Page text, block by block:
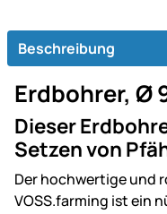
Beschreibung
Erdbohrer, Ø
Dieser
Setzen von
Der hochwertige und
VOSS.farming ist ein